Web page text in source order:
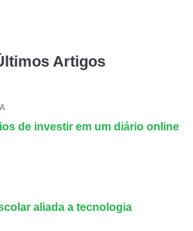
Artigos
de investir em um diário online
aliada a tecnologia